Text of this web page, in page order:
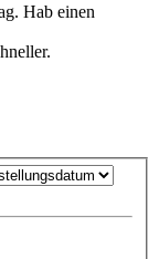
Hab einen